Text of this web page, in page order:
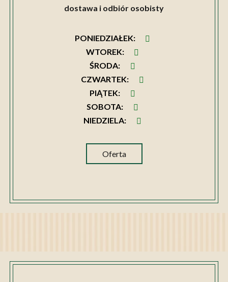
dostawa i odbiór osobisty
PONIEDZIAŁEK:
WTOREK:
ŚRODA:
CZWARTEK:
PIĄTEK:
SOBOTA:
NIEDZIELA:
Oferta